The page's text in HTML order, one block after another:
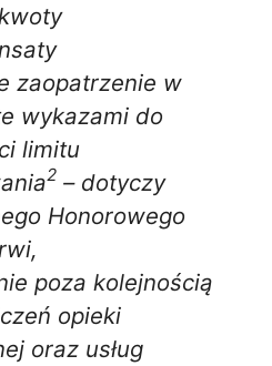
zaopatrzenie w
wykazami do
limitu
2 – dotyczy
Honorowego
poza kolejnością
opieki
oraz usług